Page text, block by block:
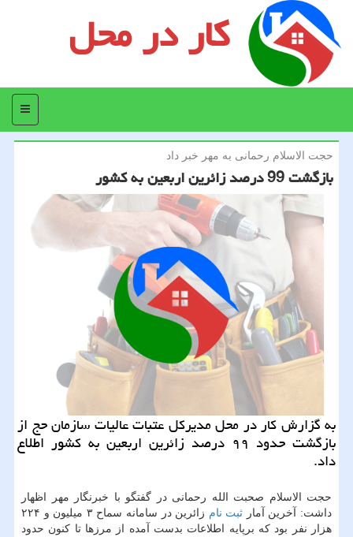
کار در محل
منو
حجت الاسلام رحمانی به مهر خبر داد
بازگشت 99 درصد زائرین اربعین به كشور
به گزارش كار در محل مدیركل عتبات عالیات سازمان حج از
بازگشت حدود ۹۹ درصد زائرین اربعین به كشور اطلاع
داد.
حجت الاسلام صحبت الله رحمانی در گفتگو با خبرنگار مهر اظهار
داشت: آخرین آمار ثبت نام
زائرین در سامانه سماح ۳ میلیون و ۲۲۴
هزار نفر بود كه برپایه اطلاعات بدست آمده از مرزها تا كنون حدود